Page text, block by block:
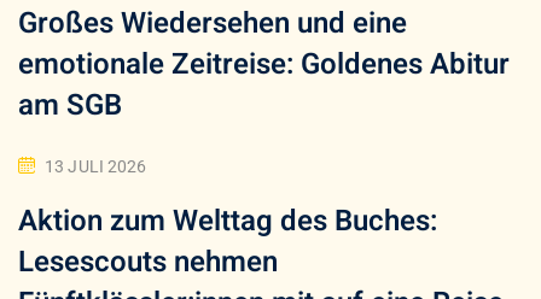
Großes Wiedersehen und eine
emotionale Zeitreise: Goldenes Abitur
am SGB
13 JULI 2026
Aktion zum Welttag des Buches:
Lesescouts nehmen